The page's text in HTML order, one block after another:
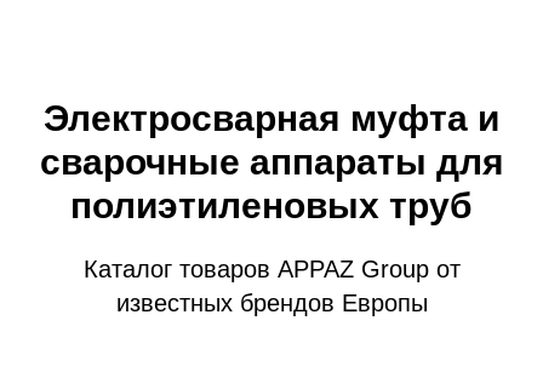
Электросварная муфта и
сварочные аппараты для
полиэтиленовых труб
Каталог товаров APPAZ Group от
известных брендов Европы